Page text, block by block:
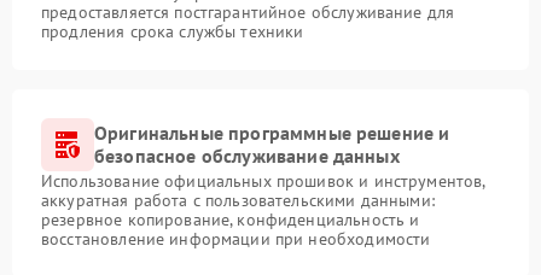
предоставляется постгарантийное обслуживание для
продления срока службы техники
Оригинальные программные решение и
безопасное обслуживание данных
Использование официальных прошивок и инструментов,
аккуратная работа с пользовательскими данными:
резервное копирование, конфиденциальность и
восстановление информации при необходимости